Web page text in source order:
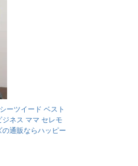
ーツイード ベスト
ネス ママ セレモ
通販ならハッピー